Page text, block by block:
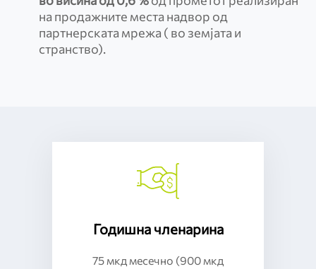
на продажните места надвор од
партнерската мрежа ( во земјата и
странство).
Годишна членарина
75 мкд месечно (900 мкд